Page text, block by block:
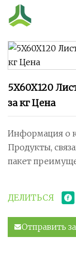
5X60X120
за кг Цена
Информация о
Продукты,
пакет
ДЕЛИТЬСЯ
Отправить